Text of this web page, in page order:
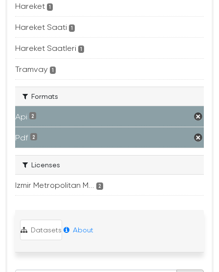
Hareket 1
Hareket Saati 1
Hareket Saatleri 1
Tramvay 1
Formats
Api 2
Pdf 2
Licenses
Izmir Metropolitan M... 2
Datasets About